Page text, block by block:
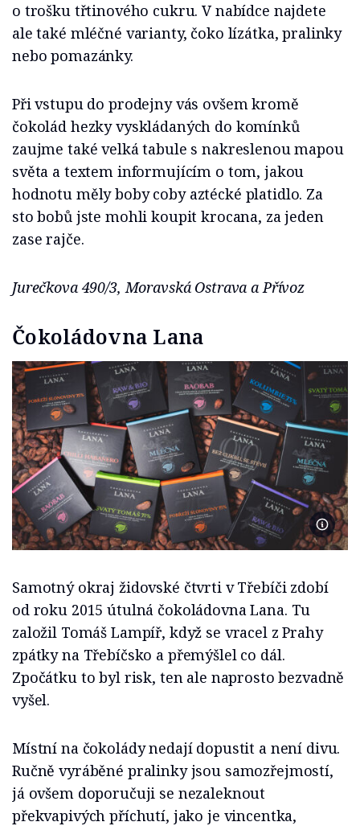
o trošku třtinového cukru. V nabídce najdete
ale také mléčné varianty, čoko lízátka, pralinky
nebo pomazánky.
Při vstupu do prodejny vás ovšem kromě
čokolád hezky vyskládaných do komínků
zaujme také velká tabule s nakreslenou mapou
světa a textem informujícím o tom, jakou
hodnotu měly boby coby aztécké platidlo. Za
sto bobů jste mohli koupit krocana, za jeden
zase rajče.
Jurečkova 490/3, Moravská Ostrava a Přívoz
Čokoládovna Lana
Foto
Samotný okraj židovské čtvrti v Třebíči zdobí
od roku 2015 útulná čokoládovna Lana. Tu
založil Tomáš Lampíř, když se vracel z Prahy
zpátky na Třebíčsko a přemýšlel co dál.
Zpočátku to byl risk, ten ale naprosto bezvadně
vyšel.
Místní na čokolády nedají dopustit a není divu.
Ručně vyráběné pralinky jsou samozřejmostí,
já ovšem doporučuji se nezaleknout
překvapivých příchutí, jako je vincentka,